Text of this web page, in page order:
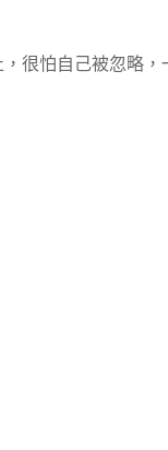
很怕自己被忽略